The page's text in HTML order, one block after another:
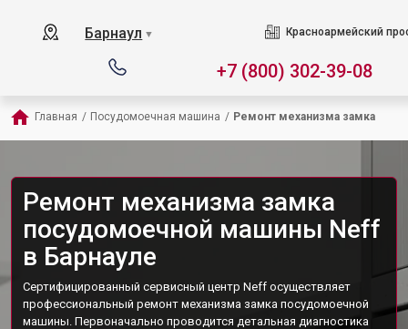
Барнаул ▼ Красноармейский
+7 (800) 302-39-08
Главная / Посудомоечная машина / Ремонт механизма замка
Ремонт механизма замка
посудомоечной машины Neff
в Барнауле
Сертифицированный сервисный центр Neff осуществляет
профессиональный ремонт механизма замка посудомоечной
машины. Первоначально проводится детальная диагностика